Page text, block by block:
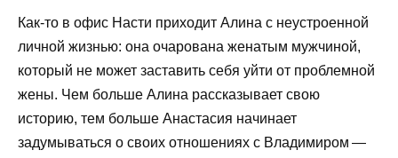
Как-то в офис Насти приходит Алина с неустроенной
личной жизнью: она очарована женатым мужчиной,
который не может заставить себя уйти от проблемной
жены. Чем больше Алина рассказывает свою
историю, тем больше Анастасия начинает
задумываться о своих отношениях с Владимиром —